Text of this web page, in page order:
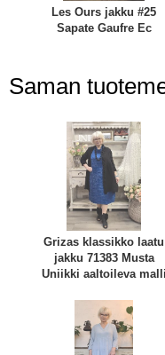
Les Ours jakku #25
Sapate Gaufre Ec
Saman
Grizas klassikko laatu
jakku 71383 Musta
Uniikki aaltoileva malli